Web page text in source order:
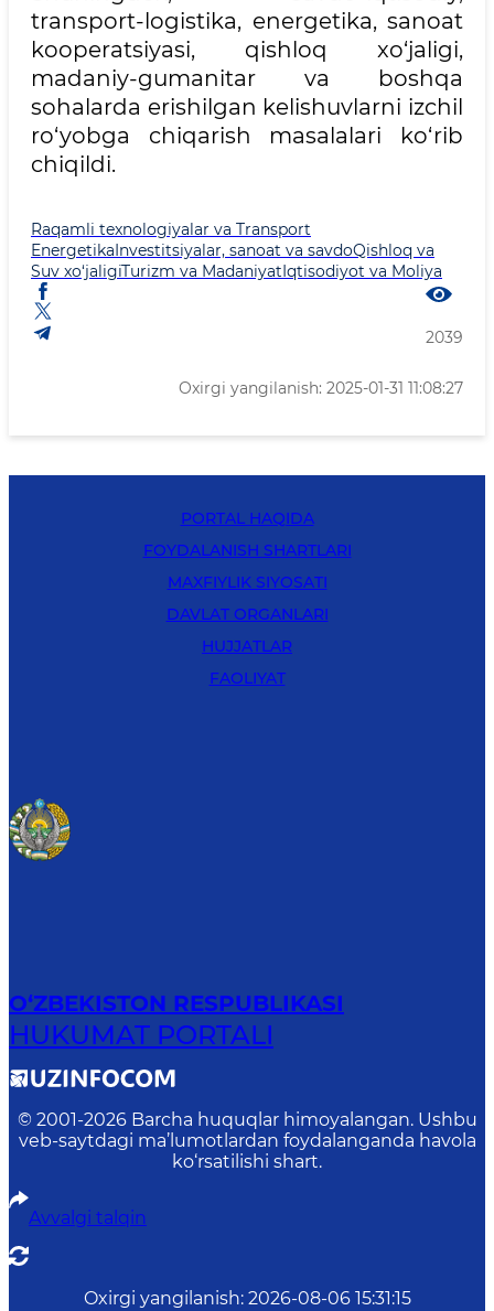
transport-logistika, energetika, sanoat
kooperatsiyasi, qishloq xo‘jaligi,
madaniy-gumanitar va boshqa
sohalarda erishilgan kelishuvlarni izchil
ro‘yobga chiqarish masalalari ko‘rib
chiqildi.
Raqamli texnologiyalar va Transport
EnergetikaInvestitsiyalar, sanoat va savdoQishloq va
Suv xo‘jaligiTurizm va MadaniyatIqtisodiyot va Moliya
2039
Oxirgi yangilanish: 2025-01-31 11:08:27
PORTAL HAQIDA
FOYDALANISH SHARTLARI
MAXFIYLIK SIYOSATI
DAVLAT ORGANLARI
HUJJATLAR
FAOLIYAT
O‘ZBEKISTON RESPUBLIKASI
HUKUMAT PORTALI
© 2001-2026 Barcha huquqlar himoyalangan. Ushbu
veb-saytdagi ma’lumotlardan foydalanganda havola
ko‘rsatilishi shart.
Avvalgi talqin
Oxirgi yangilanish: 2026-08-06 15:31:15